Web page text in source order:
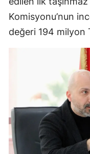
Komisyonu’nun
değeri 194 milyon